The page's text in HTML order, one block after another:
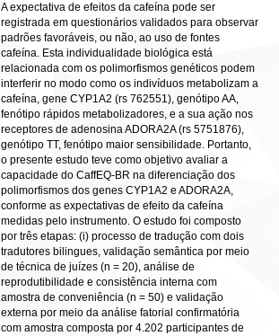
A expectativa de efeitos da cafeína pode ser
registrada em questionários validados para observar
padrões favoráveis, ou não, ao uso de fontes
cafeína. Esta individualidade biológica está
relacionada com os polimorfismos genéticos podem
interferir no modo como os indivíduos metabolizam a
cafeína, gene CYP1A2 (rs 762551), genótipo AA,
fenótipo rápidos metabolizadores, e a sua ação nos
receptores de adenosina ADORA2A (rs 5751876),
genótipo TT, fenótipo maior sensibilidade. Portanto,
o presente estudo teve como objetivo avaliar a
capacidade do CaffEQ-BR na diferenciação dos
polimorfismos dos genes CYP1A2 e ADORA2A,
conforme as expectativas de efeito da cafeína
medidas pelo instrumento. O estudo foi composto
por três etapas: (i) processo de tradução com dois
tradutores bilingues, validação semântica por meio
de técnica de juízes (n = 20), análise de
reprodutibilidade e consistência interna com
amostra de conveniência (n = 50) e validação
externa por meio da análise fatorial confirmatória
com amostra composta por 4.202 participantes de